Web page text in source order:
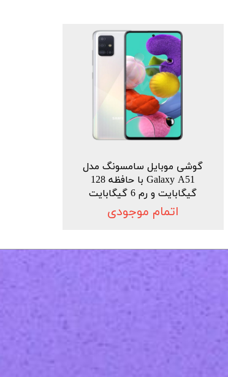
گوشی موبایل سامسونگ مدل
Galaxy A51 با حافظه 128
گیگابایت و رم 6 گیگابایت
اتمام موجودی